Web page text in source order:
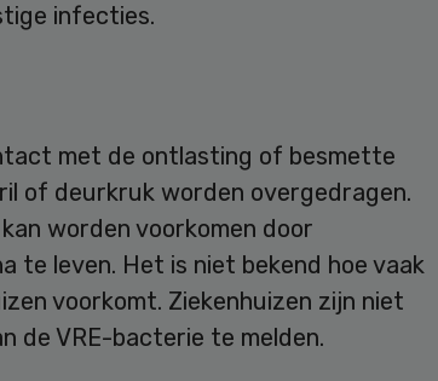
infecties.
met de ontlasting of besmette
of deurkruk worden overgedragen.
worden voorkomen door
te leven. Het is niet bekend hoe vaak
voorkomt. Ziekenhuizen zijn niet
de VRE-bacterie te melden.